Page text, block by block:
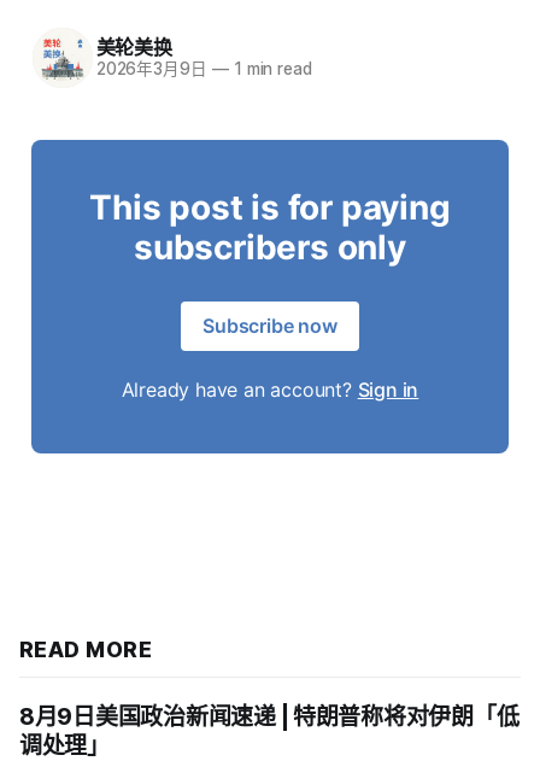
美轮美换
2026年3月9日 —1 min read
This post is for paying
subscribers only
Subscribe now
Already have an account? Sign in
READ MORE
8月9日美国政治新闻速递 | 特朗普称将对伊朗「低
调处理」